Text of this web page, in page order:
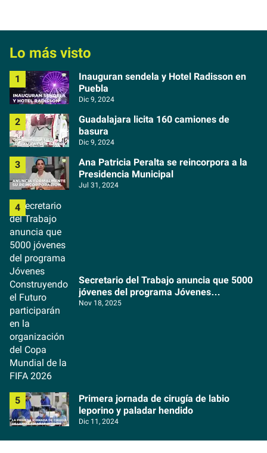
Lo más visto
Inauguran sendela y Hotel Radisson en
Puebla
Dic 9, 2024
Guadalajara licita 160 camiones de
basura
Dic 9, 2024
Ana Patricia Peralta se reincorpora a la
Presidencia Municipal
Jul 31, 2024
Secretario del Trabajo anuncia que 5000
jóvenes del programa Jóvenes
Construyendo el Futuro participarán en la
Nov 18, 2025
Primera jornada de cirugía de labio
leporino y paladar hendido
Dic 11, 2024